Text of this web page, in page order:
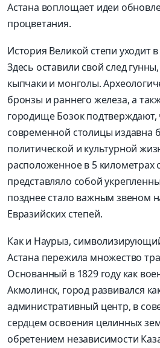
Астана воплощает идеи
процветания.
История Великой степи уходит
Здесь оставили свой след
кыпчаки и монголы.
бронзы и раннего железа, а
городище Бозок подтверждают,
современной столицы издавна
политической и культурной
расположенное в 5 километрах
представляло собой
позднее стало важным звеном
Евразийских степей.
Как и Наурыз,
Астана пережила множество
Основанный в 1829 году как
Акмолинск, город развивался
административный центр, в
сердцем освоения целинных
обретением независимости